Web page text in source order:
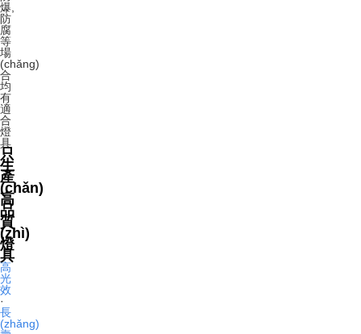
爆,
防
腐
等
場
(chǎng)
合
均
有
適
合
燈
具
只
生
產
(chǎn)
高
品
質
(zhì)
燈
具
高
光
效
·
長
(zhǎng)